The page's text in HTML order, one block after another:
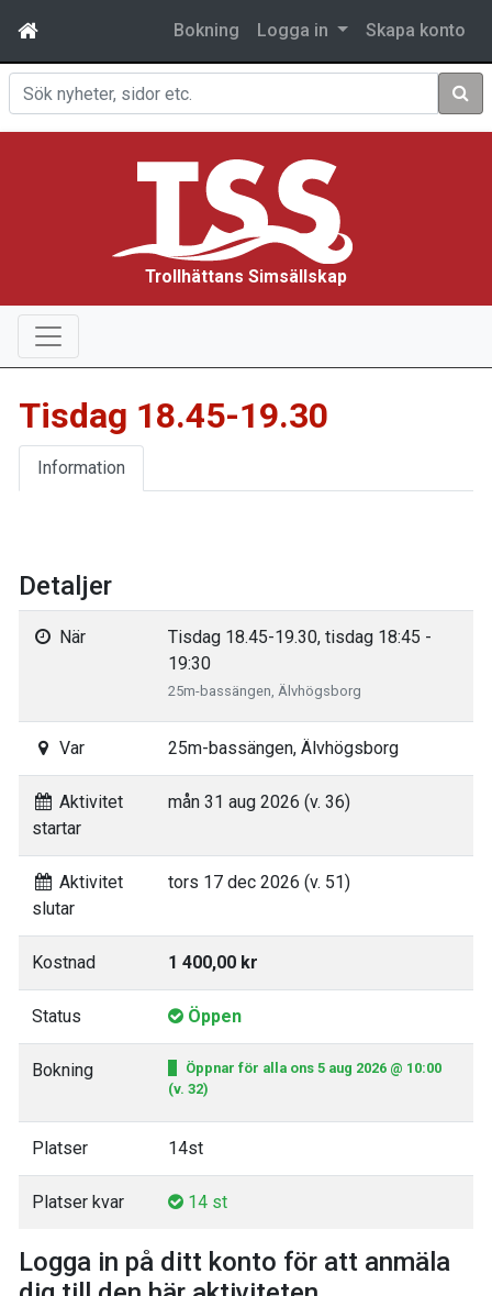
Bokning Logga in Skapa konto
Sök
Trollhättans Simsällskap
Tisdag 18.45-19.30
Information
Detaljer
När
Tisdag 18.45-19.30, tisdag 18:45 -
19:30
25m-bassängen, Älvhögsborg
Var 25m-bassängen, Älvhögsborg
Aktivitet
startar
mån 31 aug 2026 (v. 36)
Aktivitet
slutar
tors 17 dec 2026 (v. 51)
Kostnad 1 400,00 kr
Status Öppen
Bokning
Öppnar för alla ons 5 aug 2026 @ 10:00
(v. 32)
Platser 14st
Platser kvar 14 st
Logga in på ditt konto för att anmäla